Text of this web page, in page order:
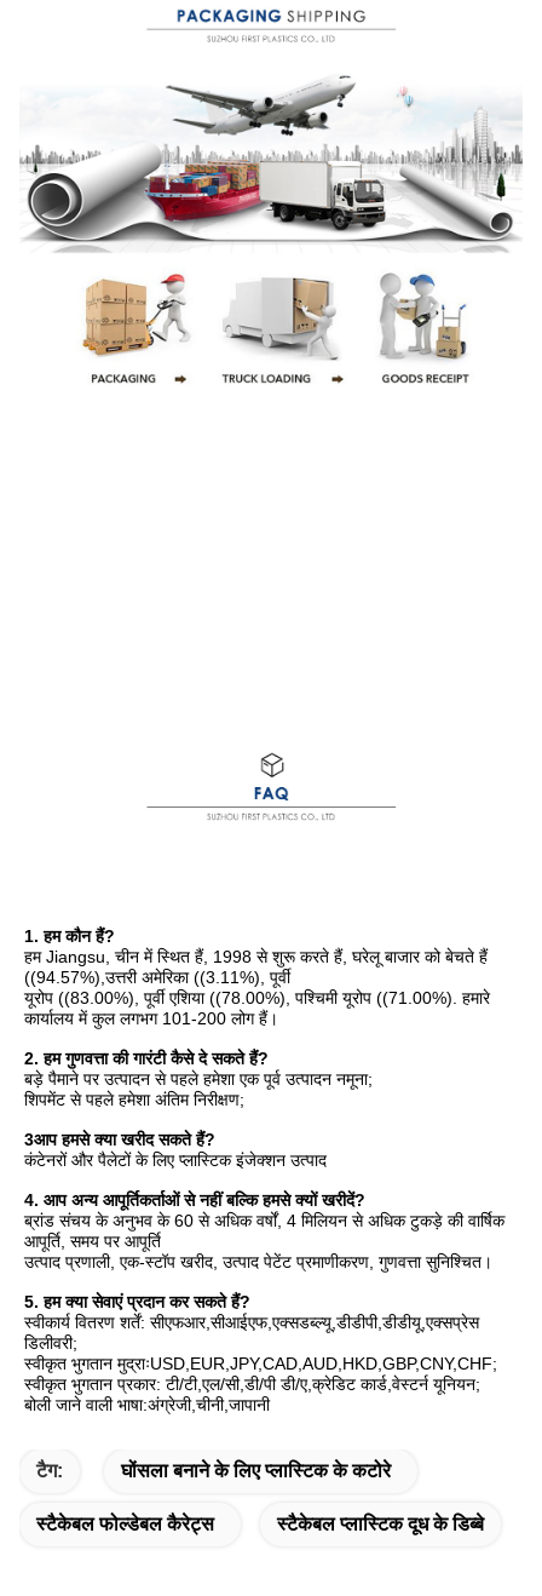
1. हम कौन हैं?
हम Jiangsu, चीन में स्थित हैं, 1998 से शुरू करते हैं, घरेलू बाजार को बेचते हैं
((94.57%),उत्तरी अमेरिका ((3.11%), पूर्वी
यूरोप ((83.00%), पूर्वी एशिया ((78.00%), पश्चिमी यूरोप ((71.00%). हमारे
कार्यालय में कुल लगभग 101-200 लोग हैं।
2. हम गुणवत्ता की गारंटी कैसे दे सकते हैं?
बड़े पैमाने पर उत्पादन से पहले हमेशा एक पूर्व उत्पादन नमूना;
शिपमेंट से पहले हमेशा अंतिम निरीक्षण;
3आप हमसे क्या खरीद सकते हैं?
कंटेनरों और पैलेटों के लिए प्लास्टिक इंजेक्शन उत्पाद
4. आप अन्य आपूर्तिकर्ताओं से नहीं बल्कि हमसे क्यों खरीदें?
ब्रांड संचय के अनुभव के 60 से अधिक वर्षों, 4 मिलियन से अधिक टुकड़े की वार्षिक
आपूर्ति, समय पर आपूर्ति
उत्पाद प्रणाली, एक-स्टॉप खरीद, उत्पाद पेटेंट प्रमाणीकरण, गुणवत्ता सुनिश्चित।
5. हम क्या सेवाएं प्रदान कर सकते हैं?
स्वीकार्य वितरण शर्तें: सीएफआर,सीआईएफ,एक्सडब्ल्यू,डीडीपी,डीडीयू,एक्सप्रेस
डिलीवरी;
स्वीकृत भुगतान मुद्राःUSD,EUR,JPY,CAD,AUD,HKD,GBP,CNY,CHF;
स्वीकृत भुगतान प्रकार: टी/टी,एल/सी,डी/पी डी/ए,क्रेडिट कार्ड,वेस्टर्न यूनियन;
बोली जाने वाली भाषा:अंग्रेजी,चीनी,जापानी
टैग: घोंसला बनाने के लिए प्लास्टिक के कटोरे
स्टैकेबल फोल्डेबल कैरेट्स स्टैकेबल प्लास्टिक दूध के डिब्बे